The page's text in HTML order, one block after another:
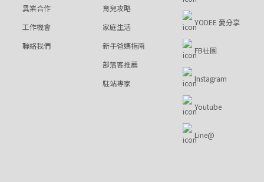
異業合作
工作機會
聯絡我們
育兒攻略
家庭生活
新手爸媽指南
部落客推薦
駐站專家
YODEE 愛分享
FB社團
Instagram
Youtube
Line@